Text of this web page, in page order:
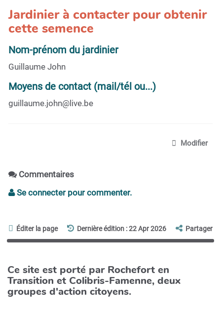
Jardinier à contacter pour obtenir
cette semence
Nom-prénom du jardinier
Guillaume John
Moyens de contact (mail/tél ou...)
guillaume.john@live.be
Modifier
Commentaires
Se connecter pour commenter.
Éditer la page Dernière édition : 22 Apr 2026 Partager
Ce site est porté par Rochefort en
Transition et Colibris-Famenne, deux
groupes d'action citoyens.